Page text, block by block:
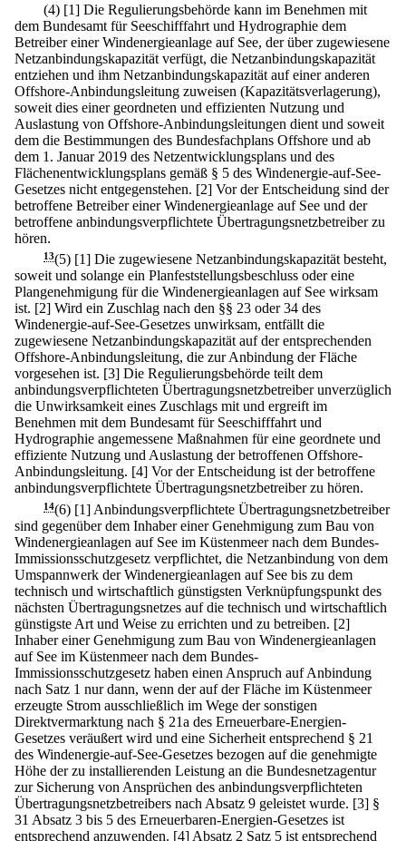
(4) [1] Die Regulierungsbehörde kann im Benehmen mit
dem Bundesamt für Seeschifffahrt und Hydrographie dem
Betreiber einer Windenergieanlage auf See, der über zugewiesene
Netzanbindungskapazität verfügt, die Netzanbindungskapazität
entziehen und ihm Netzanbindungskapazität auf einer anderen
Offshore-Anbindungsleitung zuweisen (Kapazitätsverlagerung),
soweit dies einer geordneten und effizienten Nutzung und
Auslastung von Offshore-Anbindungsleitungen dient und soweit
dem die Bestimmungen des Bundesfachplans Offshore und ab
dem 1. Januar 2019 des Netzentwicklungsplans und des
Flächenentwicklungsplans gemäß § 5 des Windenergie-auf-See-
Gesetzes nicht entgegenstehen. [2] Vor der Entscheidung sind der
betroffene Betreiber einer Windenergieanlage auf See und der
betroffene anbindungsverpflichtete Übertragungsnetzbetreiber zu
hören.
13(5) [1] Die zugewiesene Netzanbindungskapazität besteht,
soweit und solange ein Planfeststellungsbeschluss oder eine
Plangenehmigung für die Windenergieanlagen auf See wirksam
ist. [2] Wird ein Zuschlag nach den §§ 23 oder 34 des
Windenergie-auf-See-Gesetzes unwirksam, entfällt die
zugewiesene Netzanbindungskapazität auf der entsprechenden
Offshore-Anbindungsleitung, die zur Anbindung der Fläche
vorgesehen ist. [3] Die Regulierungsbehörde teilt dem
anbindungsverpflichteten Übertragungsnetzbetreiber unverzüglich
die Unwirksamkeit eines Zuschlags mit und ergreift im
Benehmen mit dem Bundesamt für Seeschifffahrt und
Hydrographie angemessene Maßnahmen für eine geordnete und
effiziente Nutzung und Auslastung der betroffenen Offshore-
Anbindungsleitung. [4] Vor der Entscheidung ist der betroffene
anbindungsverpflichtete Übertragungsnetzbetreiber zu hören.
14(6) [1] Anbindungsverpflichtete Übertragungsnetzbetreiber
sind gegenüber dem Inhaber einer Genehmigung zum Bau von
Windenergieanlagen auf See im Küstenmeer nach dem Bundes-
Immissionsschutzgesetz verpflichtet, die Netzanbindung von dem
Umspannwerk der Windenergieanlagen auf See bis zu dem
technisch und wirtschaftlich günstigsten Verknüpfungspunkt des
nächsten Übertragungsnetzes auf die technisch und wirtschaftlich
günstigste Art und Weise zu errichten und zu betreiben. [2]
Inhaber einer Genehmigung zum Bau von Windenergieanlagen
auf See im Küstenmeer nach dem Bundes-
Immissionsschutzgesetz haben einen Anspruch auf Anbindung
nach Satz 1 nur dann, wenn der auf der Fläche im Küstenmeer
erzeugte Strom ausschließlich im Wege der sonstigen
Direktvermarktung nach § 21a des Erneuerbare-Energien-
Gesetzes veräußert wird und eine Sicherheit entsprechend § 21
des Windenergie-auf-See-Gesetzes bezogen auf die genehmigte
Höhe der zu installierenden Leistung an die Bundesnetzagentur
zur Sicherung von Ansprüchen des anbindungsverpflichteten
Übertragungsnetzbetreibers nach Absatz 9 geleistet wurde. [3] §
31 Absatz 3 bis 5 des Erneuerbaren-Energien-Gesetzes ist
entsprechend anzuwenden. [4] Absatz 2 Satz 5 ist entsprechend